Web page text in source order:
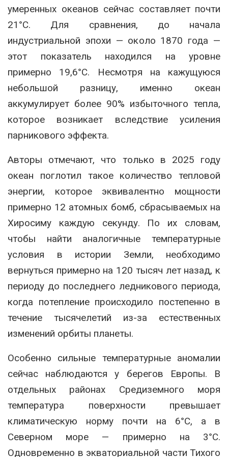
умеренных океанов сейчас составляет почти
21°C. Для сравнения, до начала
индустриальной эпохи — около 1870 года —
этот показатель находился на уровне
примерно 19,6°C. Несмотря на кажущуюся
небольшой разницу, именно океан
аккумулирует более 90% избыточного тепла,
которое возникает вследствие усиления
парникового эффекта.
Авторы отмечают, что только в 2025 году
океан поглотил такое количество тепловой
энергии, которое эквивалентно мощности
примерно 12 атомных бомб, сбрасываемых на
Хиросиму каждую секунду. По их словам,
чтобы найти аналогичные температурные
условия в истории Земли, необходимо
вернуться примерно на 120 тысяч лет назад, к
периоду до последнего ледникового периода,
когда потепление происходило постепенно в
течение тысячелетий из-за естественных
изменений орбиты планеты.
Особенно сильные температурные аномалии
сейчас наблюдаются у берегов Европы. В
отдельных районах Средиземного моря
температура поверхности превышает
климатическую норму почти на 6°C, а в
Северном море — примерно на 3°C.
Одновременно в экваториальной части Тихого